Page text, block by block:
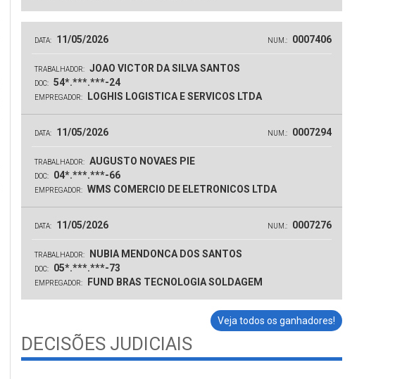
DATA: 11/05/2026 NUM.: 0007406
TRABALHADOR: JOAO VICTOR DA SILVA SANTOS
DOC: 54*.***.***-24
EMPREGADOR: LOGHIS LOGISTICA E SERVICOS LTDA
DATA: 11/05/2026 NUM.: 0007294
TRABALHADOR: AUGUSTO NOVAES PIE
DOC: 04*.***.***-66
EMPREGADOR: WMS COMERCIO DE ELETRONICOS LTDA
DATA: 11/05/2026 NUM.: 0007276
TRABALHADOR: NUBIA MENDONCA DOS SANTOS
DOC: 05*.***.***-73
EMPREGADOR: FUND BRAS TECNOLOGIA SOLDAGEM
Veja todos os ganhadores!
DECISÕES JUDICIAIS